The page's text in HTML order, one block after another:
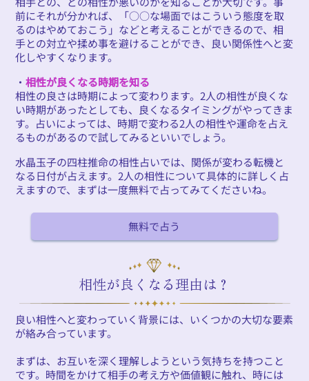
前にそれが分かれば、「○○な場面ではこういう態度を取
るのはやめておこう」などと考えることができるので、相
手との対立や揉め事を避けることができ、良い関係性へと変
化しやすくなります。
・相性が良くなる時期を知る
相性の良さは時期によって変わります。2人の相性が良くな
い時期があったとしても、良くなるタイミングがやってきま
す。占いによっては、時期で変わる2人の相性や運命を占え
るものがあるので試してみるといいでしょう。
水晶玉子の四柱推命の相性占いでは、関係が変わる転機と
なる日付が占えます。2人の相性について具体的に詳しく占
えますので、まずは一度無料で占ってみてくださいね。
無料で占う
相性が良くなる理由は？
良い相性へと変わっていく背景には、いくつかの大切な要素
が絡み合っています。
まずは、お互いを深く理解しようという気持ちを持つこと
です。時間をかけて相手の考え方や価値観に触れ、時には